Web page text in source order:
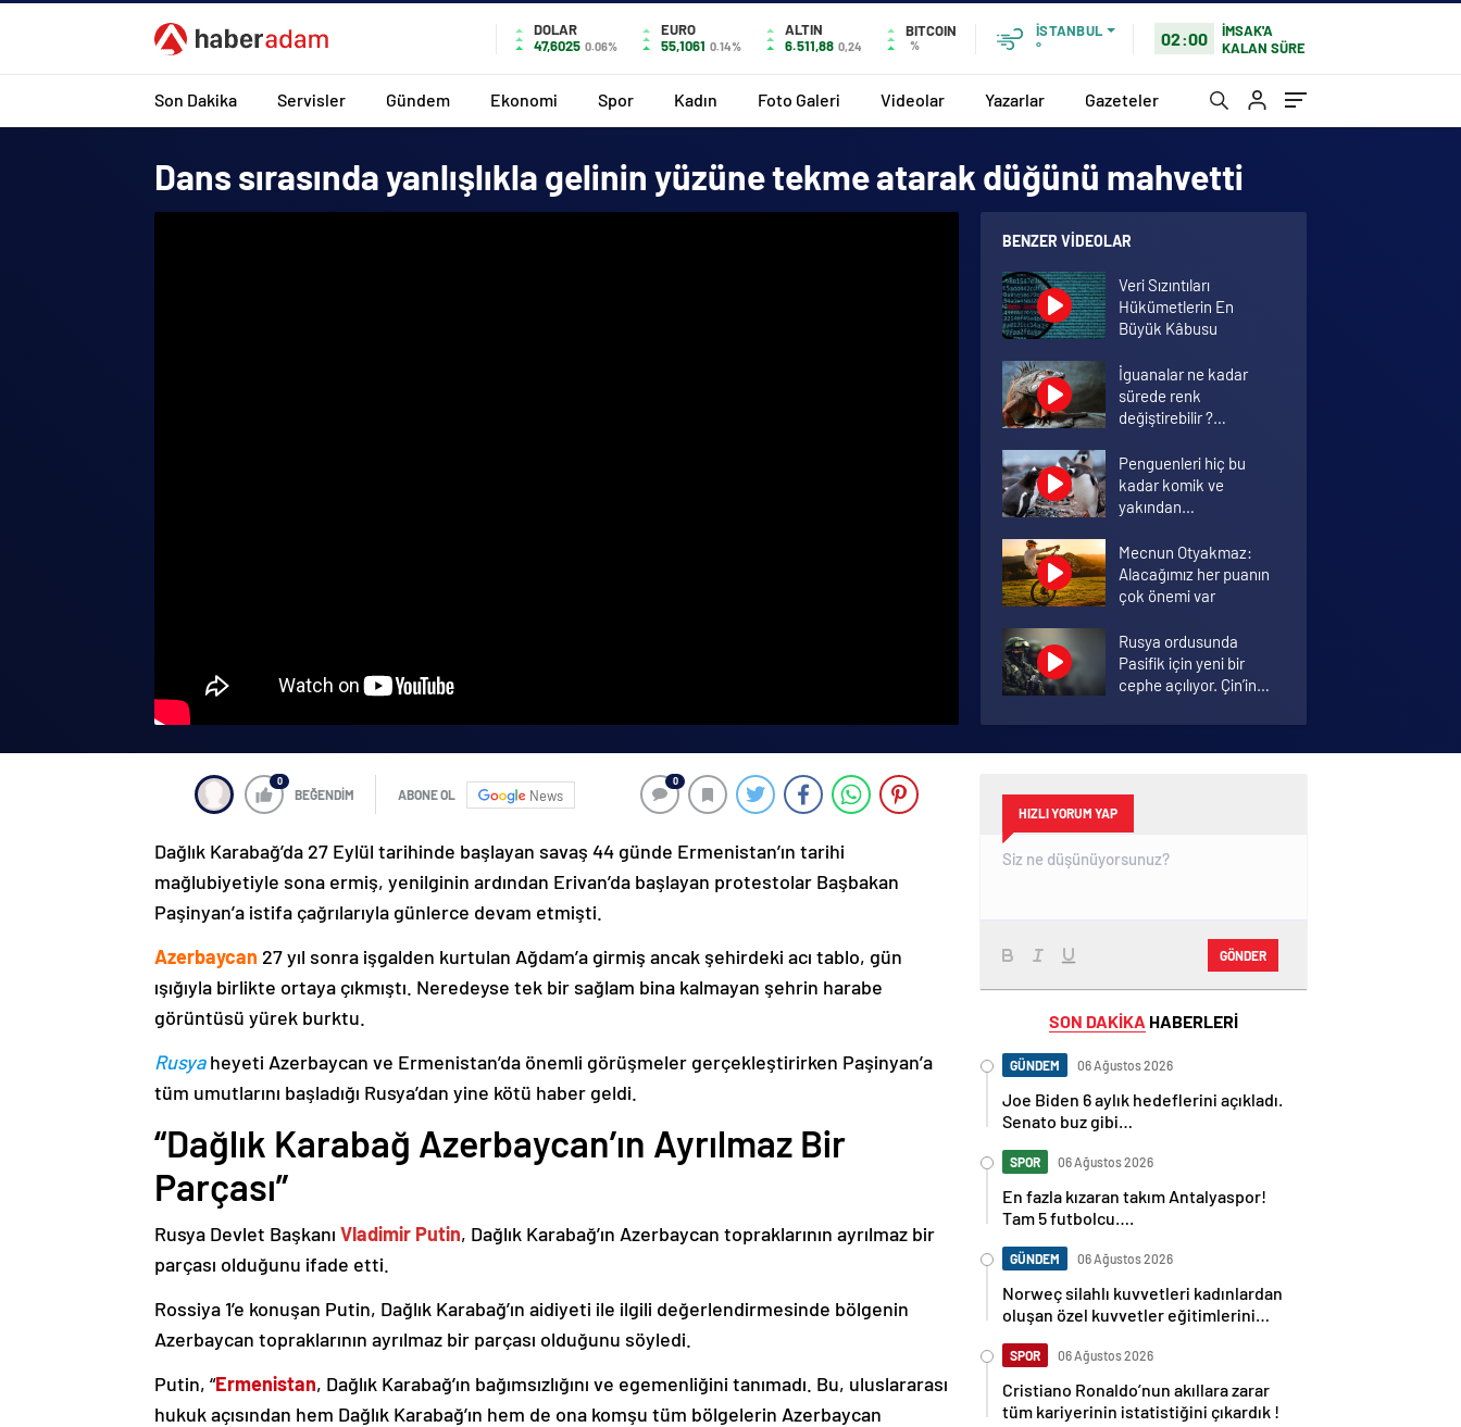
DOLAR
47,6025 0.06%
EURO
55,1061 0.14%
ALTIN
6.511,88 0,24
BITCOIN
%
İSTANBUL
°
02:00
İMSAK'A
KALAN SÜRE
Son Dakika Servisler Gündem Ekonomi Spor Kadın Foto Galeri Videolar Yazarlar Gazeteler
Dans sırasında yanlışlıkla gelinin yüzüne tekme atarak düğünü mahvetti
BENZER VIDEOLAR
Veri Sızıntıları
Hükümetlerin En
Büyük Kâbusu
İguanalar ne kadar
sürede renk
değiştirebilir ?
Penguenleri hiç bu
kadar komik ve
yakından
Mecnun Otyakmaz:
Alacağımız her puanın
çok önemi var
Rusya ordusunda
Pasifik için yeni bir
cephe açılıyor. Çin’in
Şenol Güneş: Arda
Turan Milli Takım
0
BEĞENDİM ABONE OL News
0
Dağlık Karabağ’da 27 Eylül tarihinde başlayan savaş 44 günde Ermenistan’ın tarihi
mağlubiyetiyle sona ermiş, yenilginin ardından Erivan’da başlayan protestolar Başbakan
Paşinyan’a istifa çağrılarıyla günlerce devam etmişti.
Azerbaycan 27 yıl sonra işgalden kurtulan Ağdam’a girmiş ancak şehirdeki acı tablo, gün
ışığıyla birlikte ortaya çıkmıştı. Neredeyse tek bir sağlam bina kalmayan şehrin harabe
görüntüsü yürek burktu.
Rusyaheyeti Azerbaycan ve Ermenistan’da önemli görüşmeler gerçekleştirirken Paşinyan’a
tüm umutlarını başladığı Rusya’dan yine kötü haber geldi.
“Dağlık Karabağ Azerbaycan’ın Ayrılmaz Bir
Parçası”
Rusya Devlet Başkanı Vladimir Putin, Dağlık Karabağ’ın Azerbaycan topraklarının ayrılmaz bir
parçası olduğunu ifade etti.
Rossiya 1’e konuşan Putin, Dağlık Karabağ’ın aidiyeti ile ilgili değerlendirmesinde bölgenin
Azerbaycan topraklarının ayrılmaz bir parçası olduğunu söyledi.
Putin, “Ermenistan, Dağlık Karabağ’ın bağımsızlığını ve egemenliğini tanımadı. Bu, uluslararası
hukuk açısından hem Dağlık Karabağ’ın hem de ona komşu tüm bölgelerin Azerbaycan
HIZLI YORUM YAP
GÖNDER
SON DAKİKA HABERLERİ
GÜNDEM 06 Ağustos 2026
Joe Biden 6 aylık hedeflerini açıkladı.
Senato buz gibi…
SPOR 06 Ağustos 2026
En fazla kızaran takım Antalyaspor!
Tam 5 futbolcu….
GÜNDEM 06 Ağustos 2026
Norweç silahlı kuvvetleri kadınlardan
oluşan özel kuvvetler eğitimlerini
SPOR 06 Ağustos 2026
Cristiano Ronaldo’nun akıllara zarar
tüm kariyerinin istatistiğini çıkardık !